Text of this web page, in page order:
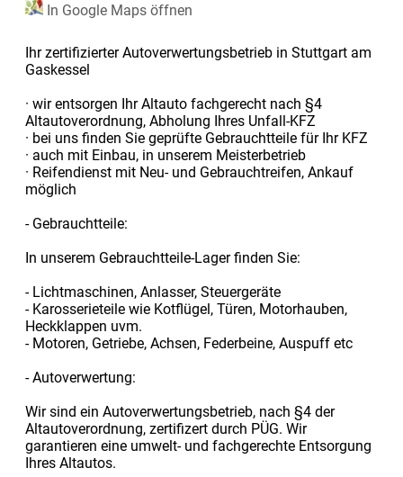
In Google Maps öffnen
Ihr zertifizierter Autoverwertungsbetrieb in Stuttgart am
Gaskessel
· wir entsorgen Ihr Altauto fachgerecht nach §4
Altautoverordnung, Abholung Ihres Unfall-KFZ
· bei uns finden Sie geprüfte Gebrauchtteile für Ihr KFZ
· auch mit Einbau, in unserem Meisterbetrieb
· Reifendienst mit Neu- und Gebrauchtreifen, Ankauf
möglich
- Gebrauchtteile:
In unserem Gebrauchtteile-Lager finden Sie:
- Lichtmaschinen, Anlasser, Steuergeräte
- Karosserieteile wie Kotflügel, Türen, Motorhauben,
Heckklappen uvm.
- Motoren, Getriebe, Achsen, Federbeine, Auspuff etc
- Autoverwertung:
Wir sind ein Autoverwertungsbetrieb, nach §4 der
Altautoverordnung, zertifizert durch PÜG. Wir
garantieren eine umwelt- und fachgerechte Entsorgung
Ihres Altautos.